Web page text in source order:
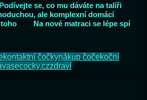
se, co mu dáváte na talíři
ale komplexní domácí
Na nové matraci se lépe spí
kontaktní čočkynákup čočekoční
vasecocky.czzdraví